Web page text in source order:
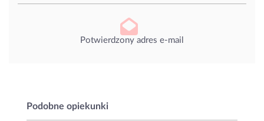
Potwierdzony adres e-mail
Podobne opiekunki